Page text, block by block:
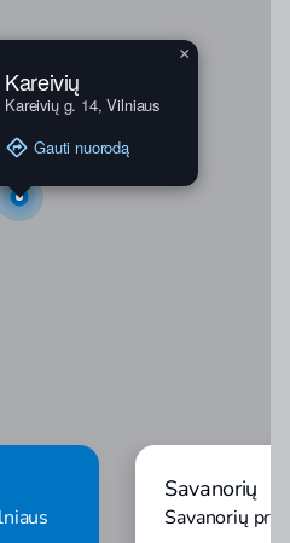
Kareivių
Kareivių g. 14, Vilniaus
Gauti nuorodą
×
Savanorių
Savanorių pr.